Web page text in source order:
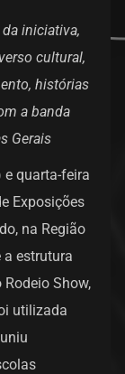
iniciativa,
cultural,
histórias
a banda
Gerais
quarta-feira
Exposições
na Região
a estrutura
Show,
utilizada